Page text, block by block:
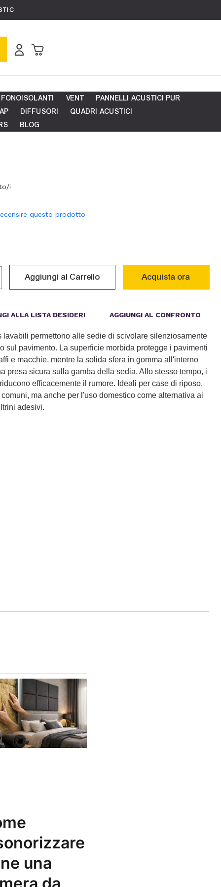
VENT
PANNELLI ACUSTICI PUR
DIFFUSORI
QUADRI ACUSTICI
BLOG
i
questo prodotto
Aggiungi al Carrello Acquista ora
ALLA LISTA DESIDERI AGGIUNGI AL CONFRONTO
lavabili permettono alle sedie di scivolare silenziosamente
sul pavimento. La superficie morbida protegge i pavimenti
e macchie, mentre la solida sfera in gomma all'interno
presa sicura sulla gamba della sedia. Allo stesso tempo, i
efficacemente il rumore. Ideali per case di riposo,
ma anche per l'uso domestico come alternativa ai
adesivi.
una